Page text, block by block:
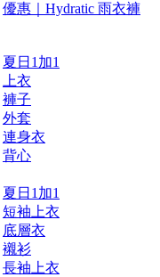
優惠｜Hydratic 雨衣褲
夏日1加1
上衣
褲子
外套
連身衣
背心
夏日1加1
短袖上衣
底層衣
襯衫
長袖上衣